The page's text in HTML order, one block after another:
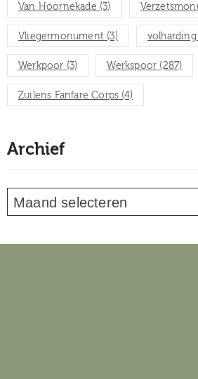
Van Hoornekade (3)
Vliegermonument (3) volharding
Werkpoor (3) Werkspoor (287)
Zuilens Fanfare Corps (4)
Archief
Maand selecteren